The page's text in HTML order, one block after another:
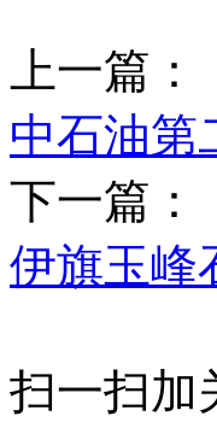
上一篇：
中石油第
下一篇：
伊旗玉峰
扫一扫加